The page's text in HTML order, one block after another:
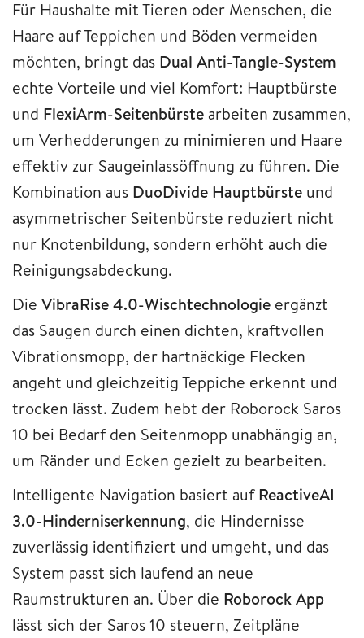
Für Haushalte mit Tieren oder Menschen, die
Haare auf Teppichen und Böden vermeiden
möchten, bringt das Dual Anti-Tangle-System
echte Vorteile und viel Komfort: Hauptbürste
und FlexiArm-Seitenbürste arbeiten zusammen,
um Verhedderungen zu minimieren und Haare
effektiv zur Saugeinlassöffnung zu führen. Die
Kombination aus DuoDivide Hauptbürste und
asymmetrischer Seitenbürste reduziert nicht
nur Knotenbildung, sondern erhöht auch die
Reinigungsabdeckung.
Die VibraRise 4.0-Wischtechnologie ergänzt
das Saugen durch einen dichten, kraftvollen
Vibrationsmopp, der hartnäckige Flecken
angeht und gleichzeitig Teppiche erkennt und
trocken lässt. Zudem hebt der Roborock Saros
10 bei Bedarf den Seitenmopp unabhängig an,
um Ränder und Ecken gezielt zu bearbeiten.
Intelligente Navigation basiert aufReactiveAI
3.0-Hinderniserkennung, die Hindernisse
zuverlässig identifiziert und umgeht, und das
System passt sich laufend an neue
Raumstrukturen an. Über die Roborock App
lässt sich der Saros 10 steuern, Zeitpläne